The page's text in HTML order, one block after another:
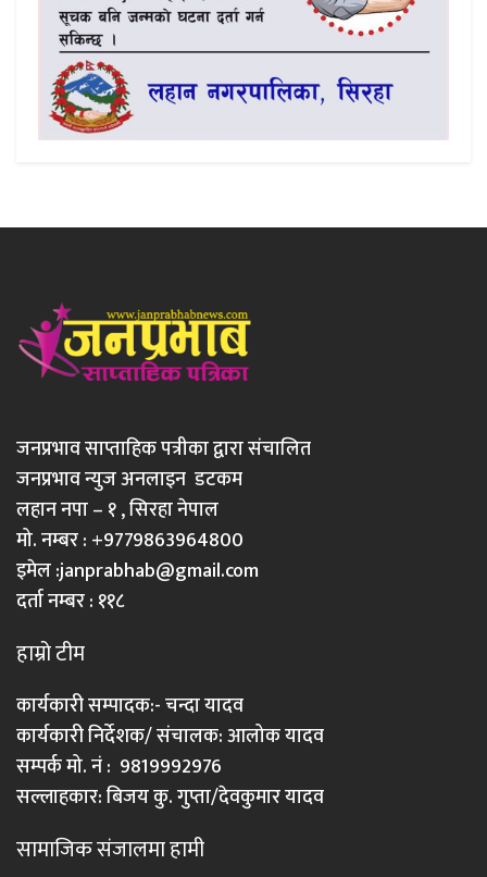
जनप्रभाव साप्ताहिक पत्रीका द्वारा संचालित
जनप्रभाव न्युज अनलाइन डटकम
लहान नपा – १ , सिरहा नेपाल
मो. नम्बर : +9779863964800
इमेल :janprabhab@gmail.com
दर्ता नम्बर : ११८
हाम्रो टीम
कार्यकारी सम्पादक:- चन्दा यादव
कार्यकारी निर्देशक/ संचालक: आलोक यादव
सम्पर्क मो. नं : 9819992976
सल्लाहकार: बिजय कु. गुप्ता/देवकुमार यादव
सामाजिक संजालमा हामी